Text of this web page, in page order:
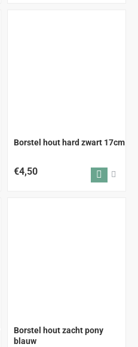
Borstel hout hard zwart 17cm
€4,50
Borstel hout zacht pony
blauw